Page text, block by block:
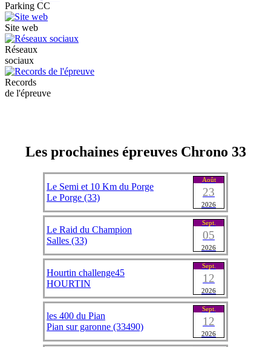
Parking CC
Site web
Réseaux
sociaux
Records
de l'épreuve
Les prochaines épreuves Chrono 33
Le Semi et 10 Km du Porge
Le Porge (33)
Août
23
2026
Le Raid du Champion
Salles (33)
Sept.
05
2026
Hourtin challenge45
HOURTIN
Sept.
12
2026
les 400 du Pian
Pian sur garonne (33490)
Sept.
12
2026